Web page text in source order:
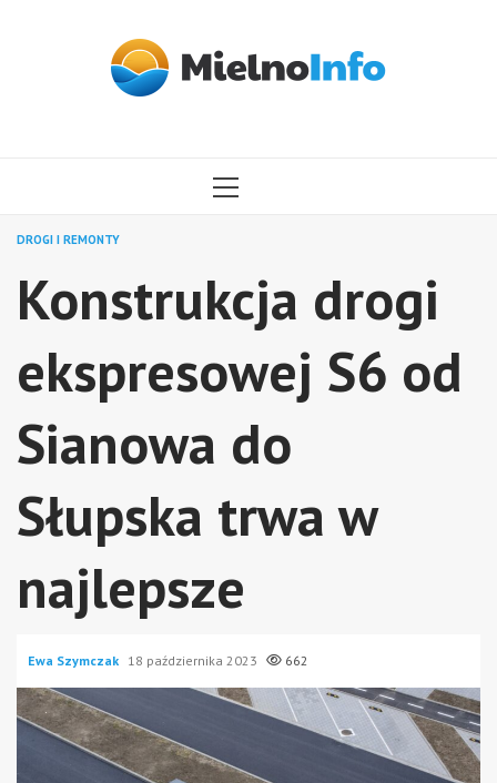
MENU
DROGI I REMONTY
Konstrukcja drogi
ekspresowej S6 od
Sianowa do
Słupska trwa w
najlepsze
Ewa Szymczak 18 października 2023 662